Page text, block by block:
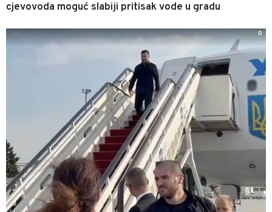
cjevovoda moguć slabiji pritisak vode u gradu
0